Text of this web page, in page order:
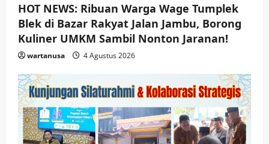
HOT NEWS: Ribuan Warga Wage Tumplek
Blek di Bazar Rakyat Jalan Jambu, Borong
Kuliner UMKM Sambil Nonton Jaranan!
wartanusa 4 Agustus 2026